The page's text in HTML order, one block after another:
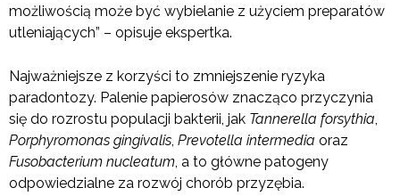
możliwością może być wybielanie z użyciem preparatów
utleniających” – opisuje ekspertka.
Najważniejsze z korzyści to zmniejszenie ryzyka
paradontozy. Palenie papierosów znacząco przyczynia
się do rozrostu populacji bakterii, jak Tannerella forsythia,
Porphyromonas gingivalis, Prevotella intermedia oraz
Fusobacterium nucleatum, a to główne patogeny
odpowiedzialne za rozwój chorób przyzębia.